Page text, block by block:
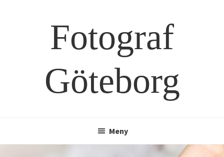
Fotograf
Göteborg
Meny